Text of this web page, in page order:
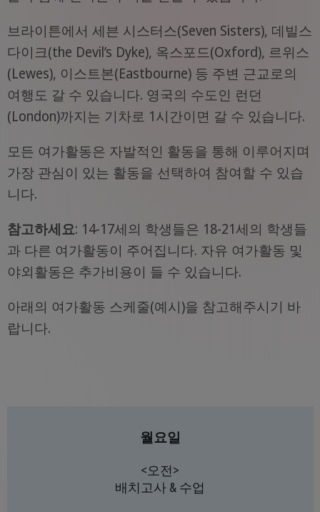
브라이튼에서 세븐 시스터스(Seven Sisters), 데빌스
다이크(the Devil’s Dyke), 옥스포드(Oxford), 르위스
(Lewes), 이스트본(Eastbourne) 등 주변 근교로의
여행도 갈 수 있습니다. 영국의 수도인 런던
(London)까지는 기차로 1시간이면 갈 수 있습니다.
모든 여가활동은 자발적인 활동을 통해 이루어지며
가장 관심이 있는 활동을 선택하여 참여할 수 있습
니다.
참고하세요: 14-17세의 학생들은 18-21세의 학생들
과 다른 여가활동이 주어집니다. 자유 여가활동 및
야외활동은 추가비용이 들 수 있습니다.
아래의 여가활동 스케줄(예시)을 참고해주시기 바
랍니다.
월요일
<오전>
배치고사 & 수업